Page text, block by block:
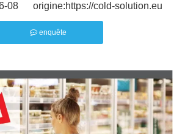
08 origine:https://cold-solution.eu
enquête